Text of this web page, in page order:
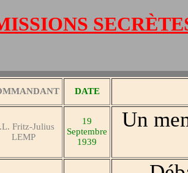
DATE
Fritz-Julius
LEMP
19
Septembre
1939
Un